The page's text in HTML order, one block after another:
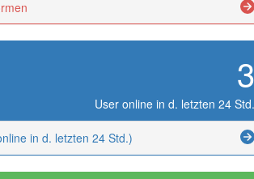
3
User online in d. letzten 24 Std.
in d. letzten 24 Std.)